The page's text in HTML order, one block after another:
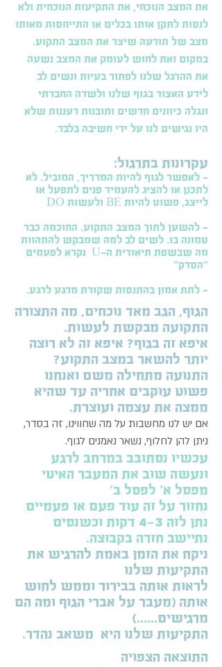
את המצב הנוכחי, את התקיעות הנוכחית ולא
לנסות לתקן אותו בכלים או התייחסות מאותו
מצב של תודעה שיצר את המצב התקוע.
במקום זאת לחוש לעומק את המצב נשעה
את ההרגל שלנו לפתור בעיות ונשים לב
לידע האצור בגוף שלנו ולשדה החברתי
ונגלה כיוונים חדשים ותובנות רעננות שלא
היו נגישים לנו על ידי חשיבה בלבד.
עקרונות בתרגול:
- לאפשר לגוף להיות המדריך, המוביל. לא
לתכנן או להציג להעמיד פנים לתפעל או
לייצג, פשוט להיות BE ולעשות DO
- להשען לתוך המצב התקוע. החוכמה כבר
טמונה בו. לשים לב למה שמבקש להתהוות
מה שבשפת תיאורית ה-U נקרא לפעמים
"הסדק"
- לתת אמון בהתנסות שקורת מרגע לרגע.
הגוף, הגב מאד נוכחים, מה התצורה
התקועה מבקשת לעשות.
איפא זה בגוף? איפא זה לא רוצה
יותר להשאר במצב התקוע?
​התנועה מתחילה משם ואנחנו
פשוט עוקבים אחריה עד שהיא
ממצה את עצמה ועוצרת.
אם יש לנו מחשבות על מה שחווינו, זה בסדר,
ניתן להן לחלוף, נשאר נאמנים לגוף.
​עכשיו נסתובב במרחב לרגע
ונעשה שוב את המעבר האיטי
מפסל א' לפסל ב'
נחזור על זה עוד פעם או פעמיים
נתן לזה 4-3 דקות וכשנסים
נתיישב חזרה בקבוצה.
ניקח את הזמן באמת להרגיש את
התקיעות שלנו
לראות אותה בבירור וממש לחוש
אותה (מעבר על אברי הגוף ומה הם
מרגישים......)
התקיעות שלנו היא משאב נהדר.
התוצאה הצפויה